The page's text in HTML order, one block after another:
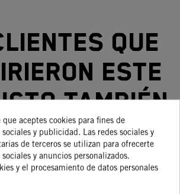
que
este
también
aceptes cookies para fines de
y publicidad. Las redes sociales y
de terceros se utilizan para ofrecerte
y anuncios personalizados.
y el procesamiento de datos personales